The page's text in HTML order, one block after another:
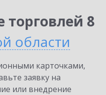
торговлей 8
области
карточками,
заявку на
или внедрение